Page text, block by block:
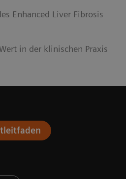
Enhanced Liver Fibrosis
in der klinischen Praxis